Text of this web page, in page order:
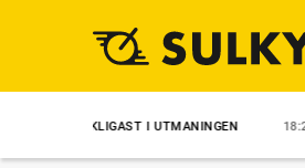
I UTMANINGEN 18:25 ”VI